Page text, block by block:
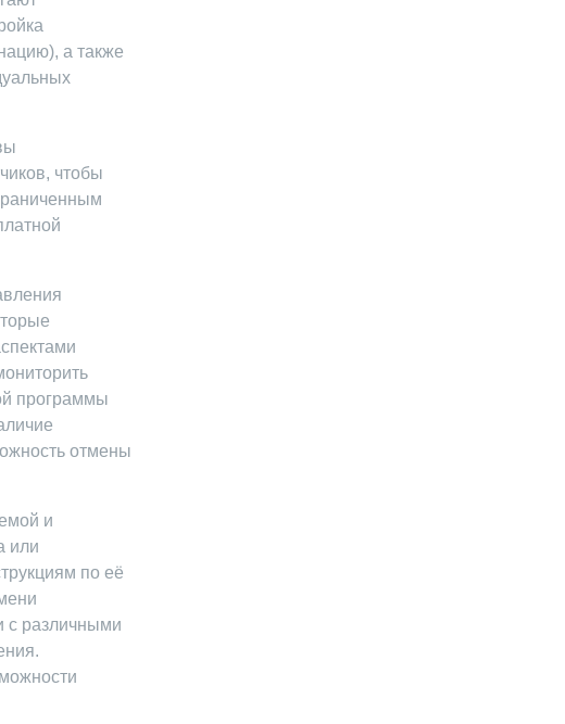
а также
чтобы
программы
отмены
и
или
по её
с различными